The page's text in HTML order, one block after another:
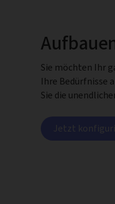
Sie möchten Ihr
Ihre Bedürfnisse
Sie die
Jetzt